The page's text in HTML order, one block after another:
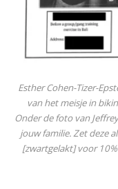
Esther Cohen-Tizer-
van het meisje in
Onder de foto van
jouw familie. Zet deze
[zwartgelakt] voor